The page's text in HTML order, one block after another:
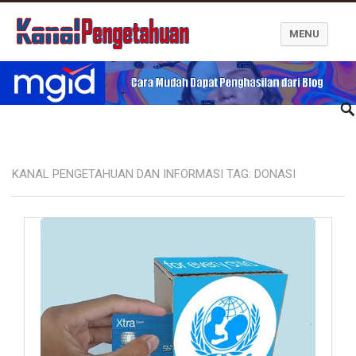
Kanal Pengetahuan dan Informasi
MENU
KANAL PENGETAHUAN DAN INFORMASI TAG: DONASI